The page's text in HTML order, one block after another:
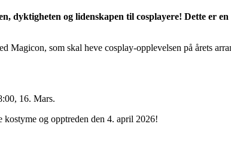
dyktigheten og lidenskapen til cosplayere! Dette er
Magicon, som skal heve cosplay-opplevelsen på årets
16. Mars.
kostyme og opptreden den 4. april 2026!